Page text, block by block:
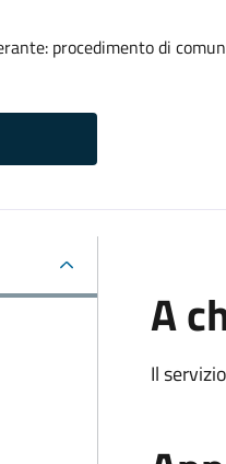
procedimento di
A
Il